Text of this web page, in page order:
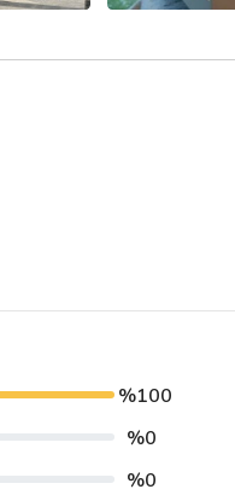
%100
%0
%0